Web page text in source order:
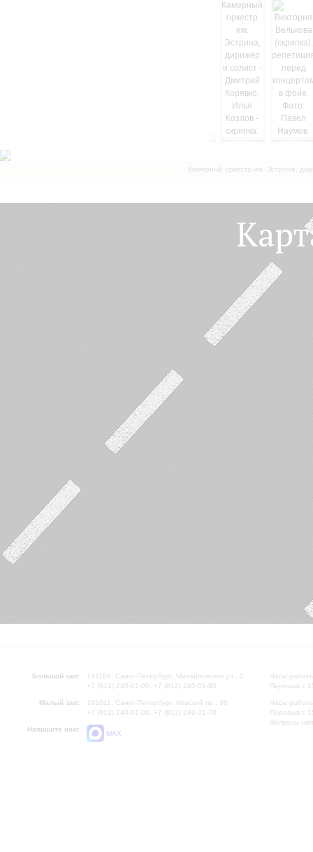
Камерный оркестр им. Эстрина,
Большой зал:
191186, Санкт-Петербург, Михайловская ул., 2
+7 (812) 240-01-00, +7 (812) 240-01-80
Малый зал:
191011, Санкт-Петербург, Невский пр., 30
+7 (812) 240-01-00, +7 (812) 240-01-70
Напишите нам:
MAX
Часы
Перерыв с
Часы
Перерыв с
Вопросы